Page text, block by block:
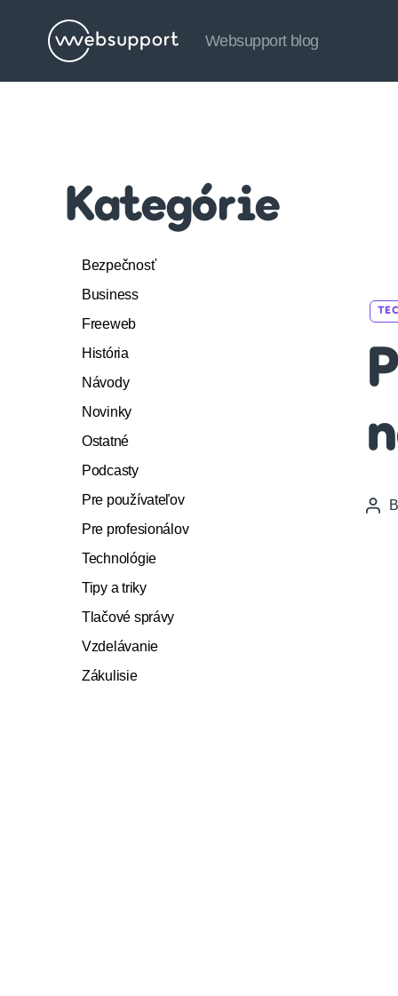
Websupport
Websupport blog
Kategórie
Bezpečnosť
Business
Freeweb
História
Návody
Novinky
Ostatné
Podcasty
Pre používateľov
Pre profesionálov
Technológie
Tipy a triky
Tlačové správy
Vzdelávanie
Zákulisie